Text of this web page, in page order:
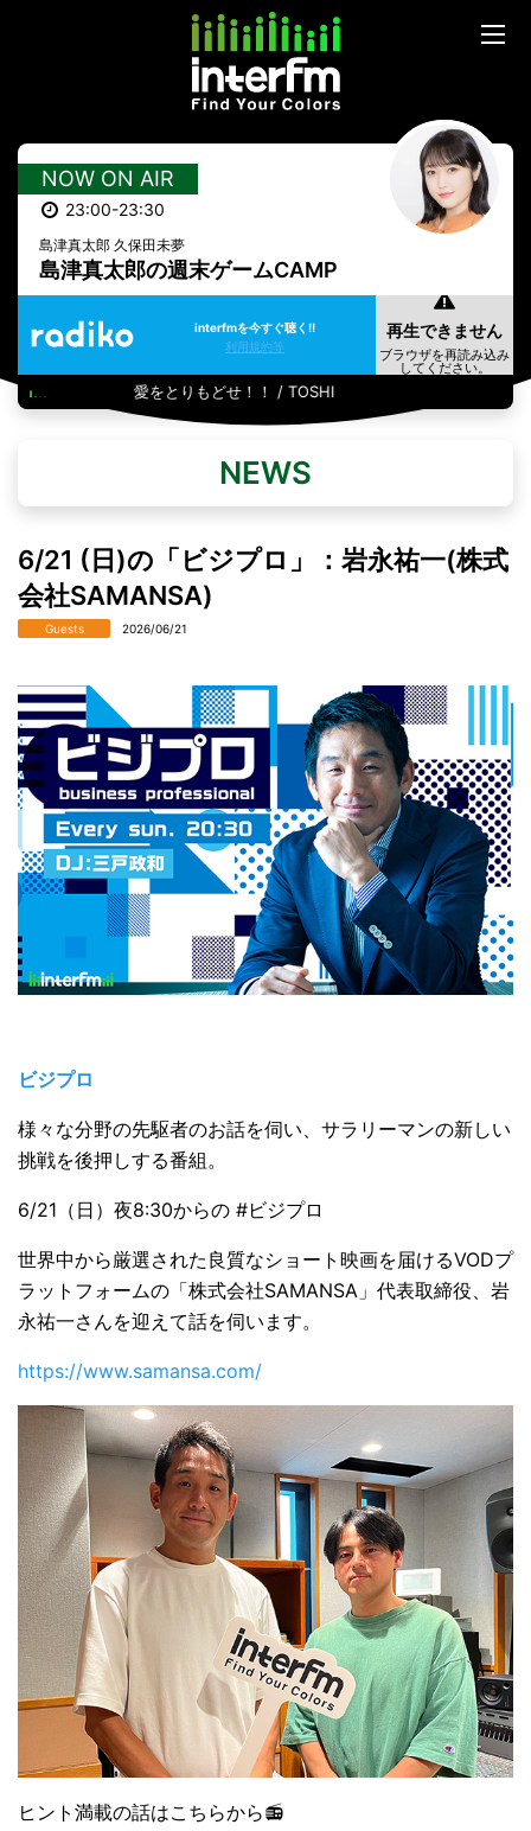
NOW ON AIR
23:00-23:30
島津真太郎 久保田未夢
島津真太郎の週末ゲームCAMP
interfmを今すぐ聴く!!
利用規約等
愛をとりもどせ！！ / TOSHI
NEWS
6/21 (日)の「ビジプロ」：岩永祐一(株式
会社SAMANSA)
Guests 2026/06/21
ビジプロ
様々な分野の先駆者のお話を伺い、サラリーマンの新しい
挑戦を後押しする番組。
6/21（日）夜8:30からの #ビジプロ
世界中から厳選された良質なショート映画を届けるVODプ
ラットフォームの「株式会社SAMANSA」代表取締役、岩
永祐一さんを迎えて話を伺います。
https://www.samansa.com/
ヒント満載の話はこちらから📻